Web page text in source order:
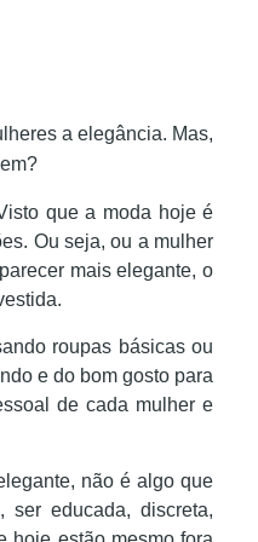
a elegância. Mas,
que a moda hoje é
Ou seja, ou a mulher
mais elegante, o
roupas básicas ou
e do bom gosto para
de cada mulher e
não é algo que
ser educada, discreta,